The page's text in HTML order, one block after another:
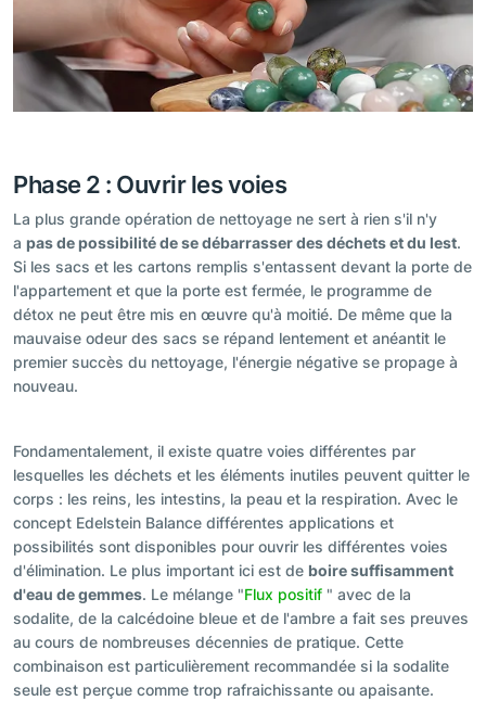
Phase 2 : Ouvrir les voies
La plus grande opération de nettoyage ne sert à rien s'il n'y
a pas de possibilité de se débarrasser des déchets et du lest.
Si les sacs et les cartons remplis s'entassent devant la porte de
l'appartement et que la porte est fermée, le programme de
détox ne peut être mis en œuvre qu'à moitié. De même que la
mauvaise odeur des sacs se répand lentement et anéantit le
premier succès du nettoyage, l'énergie négative se propage à
nouveau.
Fondamentalement, il existe quatre voies différentes par
lesquelles les déchets et les éléments inutiles peuvent quitter le
corps : les reins, les intestins, la peau et la respiration. Avec le
concept Edelstein Balance différentes applications et
possibilités sont disponibles pour ouvrir les différentes voies
d'élimination. Le plus important ici est de boire suffisamment
d'eau de gemmes. Le mélange "Flux positif " avec de la
sodalite, de la calcédoine bleue et de l'ambre a fait ses preuves
au cours de nombreuses décennies de pratique. Cette
combinaison est particulièrement recommandée si la sodalite
seule est perçue comme trop rafraichissante ou apaisante.